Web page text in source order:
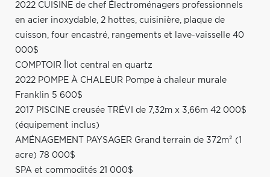
2022 CUISINE de chef Électroménagers professionnels
en acier inoxydable, 2 hottes, cuisinière, plaque de
cuisson, four encastré, rangements et lave-vaisselle 40
000$
COMPTOIR Îlot central en quartz
2022 POMPE À CHALEUR Pompe à chaleur murale
Franklin 5 600$
2017 PISCINE creusée TRÉVI de 7,32m x 3,66m 42 000$
(équipement inclus)
AMÉNAGEMENT PAYSAGER Grand terrain de 372m² (1
acre) 78 000$
SPA et commodités 21 000$